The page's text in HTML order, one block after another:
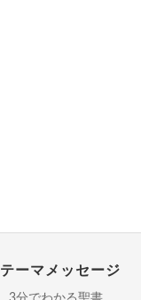
テーマメッセージ